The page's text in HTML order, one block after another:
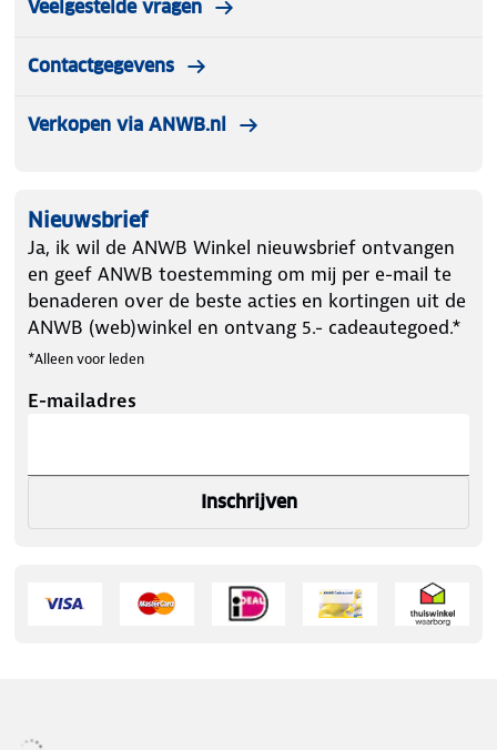
Veelgestelde vragen
Contactgegevens
Verkopen via ANWB.nl
Nieuwsbrief
Ja, ik wil de ANWB Winkel nieuwsbrief ontvangen
en geef ANWB toestemming om mij per e-mail te
benaderen over de beste acties en kortingen uit de
ANWB (web)winkel en ontvang 5.- cadeautegoed.*
*Alleen voor leden
E-mailadres
Inschrijven